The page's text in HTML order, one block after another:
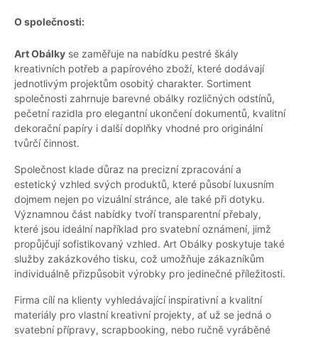
O společnosti:
Art Obálky se zaměřuje na nabídku pestré škály
kreativních potřeb a papírového zboží, které dodávají
jednotlivým projektům osobitý charakter. Sortiment
společnosti zahrnuje barevné obálky rozličných odstínů,
pečetní razidla pro elegantní ukončení dokumentů, kvalitní
dekorační papíry i další doplňky vhodné pro originální
tvůrčí činnost.
Společnost klade důraz na precizní zpracování a
estetický vzhled svých produktů, které působí luxusním
dojmem nejen po vizuální stránce, ale také při dotyku.
Významnou část nabídky tvoří transparentní přebaly,
které jsou ideální například pro svatební oznámení, jimž
propůjčují sofistikovaný vzhled. Art Obálky poskytuje také
služby zakázkového tisku, což umožňuje zákazníkům
individuálně přizpůsobit výrobky pro jedinečné příležitosti.
Firma cílí na klienty vyhledávající inspirativní a kvalitní
materiály pro vlastní kreativní projekty, ať už se jedná o
svatební přípravy, scrapbooking, nebo ručně vyráběné